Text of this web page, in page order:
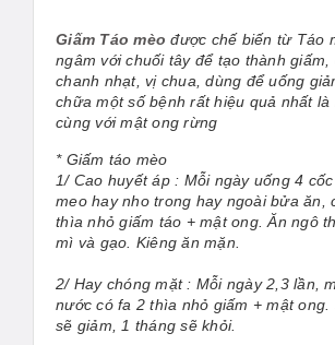
Giấm Táo mèo được chế biến từ Táo
ngâm với chuối tây để tạo thành giấm,
chanh nhạt, vị chua, dùng để uống
chữa một số bệnh rất hiệu quả nhất là
cùng với mật ong rừng
* Giấm táo mèo
1/ Cao huyết áp : Mỗi ngày uống 4
meo hay nho trong hay ngoài bửa ăn,
thìa nhỏ giấm táo + mật ong. Ăn ngô
mì và gạo. Kiêng ăn mặn.
2/ Hay chóng mặt : Mỗi ngày 2,3 lần,
nước có fa 2 thìa nhỏ giấm + mật ong.
sẽ giảm, 1 tháng sẽ khỏi.